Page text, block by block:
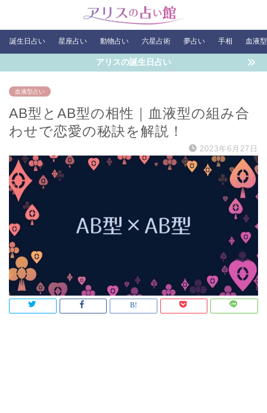
誕生日占い 星座占い 動物占い 六星占術 夢占い 手相 血液
アリスの誕生日占い
血液型占い
AB型とAB型の相性｜血液型の組み合
わせで恋愛の秘訣を解説！
2023年6月27日